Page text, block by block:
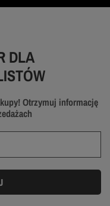
DLA
Otrzymuj informację